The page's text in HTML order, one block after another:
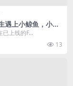
遇上小鲸鱼，小伙
在一起
上线的F...
13